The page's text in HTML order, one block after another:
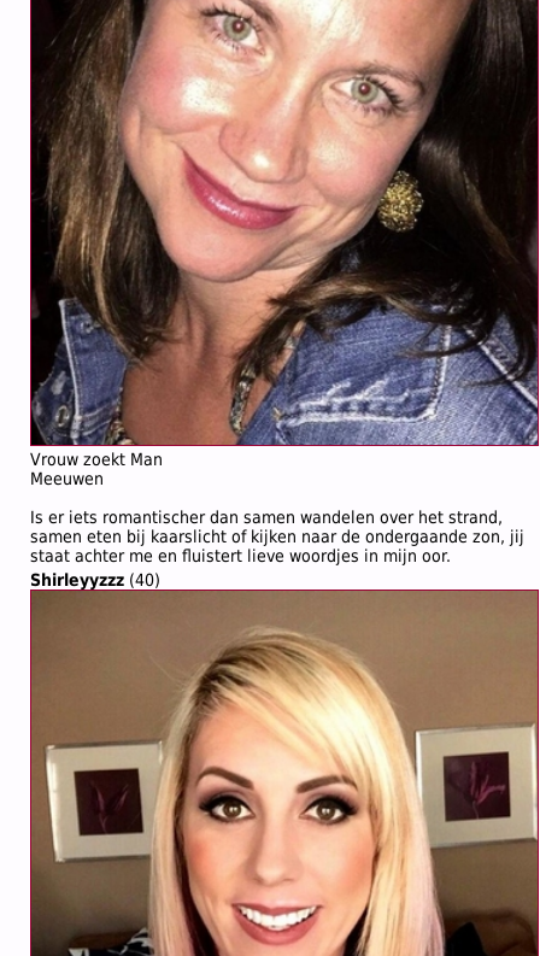
Vrouw zoekt Man
Meeuwen
Is er iets romantischer dan samen wandelen over het strand,
samen eten bij kaarslicht of kijken naar de ondergaande zon, jij
staat achter me en fluistert lieve woordjes in mijn oor.
Shirleyyzzz (40)